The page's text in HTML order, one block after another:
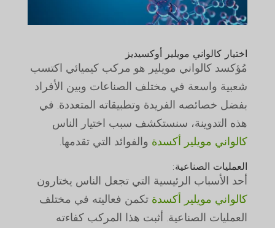
اختيار كالواني مويلير أوكسيديز
مُؤكسد كالواني مويلير هو مركب كيميائي اكتسب
شعبية واسعة في مختلف الصناعات وبين الأفراد
بفضل خصائصه الفريدة وتطبيقاته المتعددة. في
هذه التدوينة، سنستكشف سبب اختيار الناس
كالواني مويلير أكسدة والفوائد التي تقدمها.
العمليات الصناعية:
أحد الأسباب الرئيسية التي تجعل الناس يختارون
كالواني مويلير أكسدة تكمن فعاليته في مختلف
العمليات الصناعية. أثبت هذا المركب كفاءته